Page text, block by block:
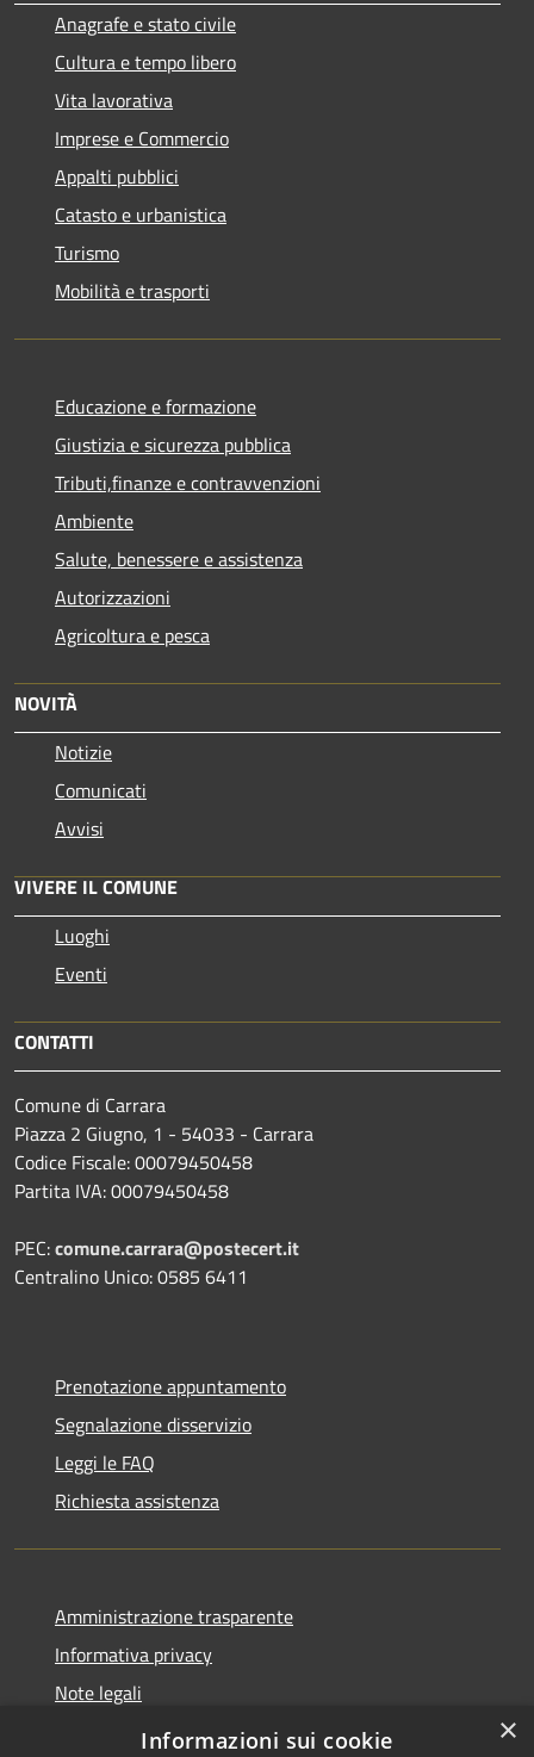
Anagrafe e stato civile
Cultura e tempo libero
Vita lavorativa
Imprese e Commercio
Appalti pubblici
Catasto e urbanistica
Turismo
Mobilità e trasporti
Educazione e formazione
Giustizia e sicurezza pubblica
Tributi,finanze e contravvenzioni
Ambiente
Salute, benessere e assistenza
Autorizzazioni
Agricoltura e pesca
NOVITÀ
Notizie
Comunicati
Avvisi
VIVERE IL COMUNE
Luoghi
Eventi
CONTATTI
Comune di Carrara
Piazza 2 Giugno, 1 - 54033 - Carrara
Codice Fiscale: 00079450458
Partita IVA: 00079450458
PEC:comune.carrara@postecert.it
Centralino Unico: 0585 6411
Prenotazione appuntamento
Segnalazione disservizio
Leggi le FAQ
Richiesta assistenza
Amministrazione trasparente
Informativa privacy
Note legali
Dichiarazione di accessibilità
×
Informazioni sui cookie